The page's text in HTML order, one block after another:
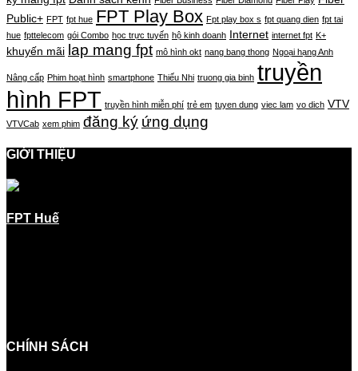
Public+ FPT fpt hue FPT Play Box Fpt play box s fpt quang dien fpt tai
hue fpttelecom gói Combo học trực tuyến hộ kinh doanh Internet internet fpt K+
khuyến mãi lap mang fpt mô hình okt nang bang thong Ngoại hạng Anh
Nâng cấp Phim hoạt hình smartphone Thiếu Nhi truong gia binh truyền
hình FPT truyền hình miễn phí trẻ em tuyen dung viec lam vo dich VTV
VTVCab xem phim đăng ký ứng dụng
GIỚI THIỆU
FPT Huế
CHÍNH SÁCH